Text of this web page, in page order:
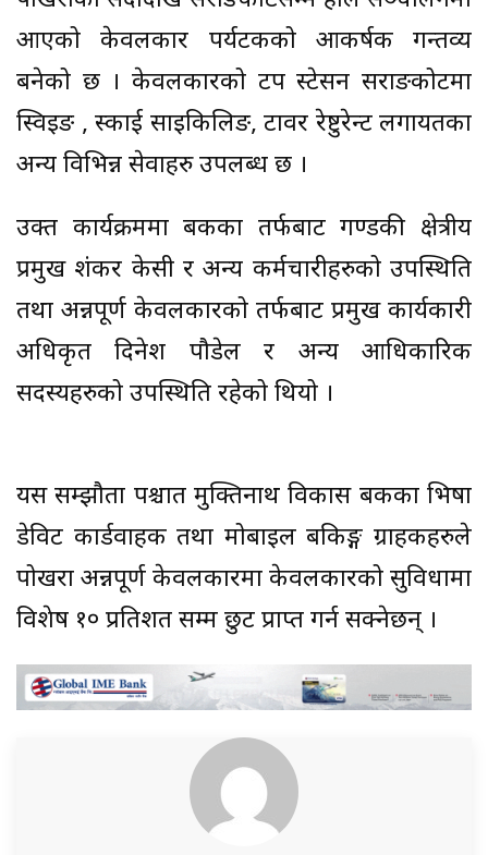
आएको केवलकार पर्यटकको आकर्षक गन्तव्य
बनेको छ । केवलकारको टप स्टेसन सराङकोटमा
स्विइङ , स्काई साइकिलिङ, टावर रेष्टुरेन्ट लगायतका
अन्य विभिन्न सेवाहरु उपलब्ध छ ।
उक्त कार्यक्रममा बैंकका तर्फबाट गण्डकी क्षेत्रीय
प्रमुख शंकर केसी र अन्य कर्मचारीहरुको उपस्थिति
तथा अन्नपूर्ण केवलकारको तर्फबाट प्रमुख कार्यकारी
अधिकृत दिनेश पौडेल र अन्य आधिकारिक
सदस्यहरुको उपस्थिति रहेको थियो ।
यस सम्झौता पश्चात मुक्तिनाथ विकास बैंकका भिषा
डेविट कार्डवाहक तथा मोबाइल बैंकिङ्ग ग्राहकहरुले
पोखरा अन्नपूर्ण केवलकारमा केवलकारको सुविधामा
विशेष १० प्रतिशत सम्म छुट प्राप्त गर्न सक्नेछन् ।